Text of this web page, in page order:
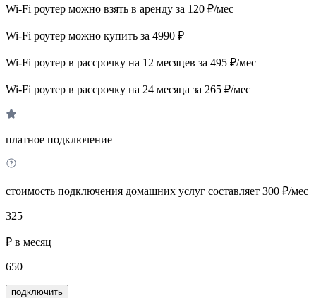
Wi-Fi роутер можно взять в аренду за 120 ₽/мес
Wi-Fi роутер можно купить за 4990 ₽
Wi-Fi роутер в рассрочку на 12 месяцев за 495 ₽/мес
Wi-Fi роутер в рассрочку на 24 месяца за 265 ₽/мес
платное подключение
стоимость подключения домашних услуг составляет 300 ₽/мес
325
₽ в месяц
650
подключить